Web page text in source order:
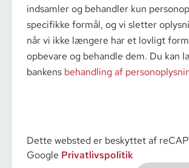
indsamler og behandler kun
specifikke formål, og vi sletter
når vi ikke længere har et lovligt
opbevare og behandle dem. Du kan
bankens behandling af
Dette websted er beskyttet af
Google Privatlivspolitik